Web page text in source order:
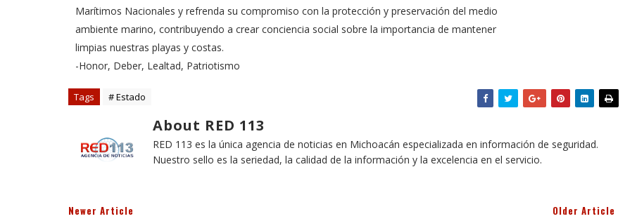
Marítimos Nacionales y refrenda su compromiso con la protección y preservación del medio
ambiente marino, contribuyendo a crear conciencia social sobre la importancia de mantener
limpias nuestras playas y costas.
-Honor, Deber, Lealtad, Patriotismo
Tags # Estado
About RED 113
RED 113 es la única agencia de noticias en Michoacán especializada en información de seguridad.
Nuestro sello es la seriedad, la calidad de la información y la excelencia en el servicio.
Newer Article Older Article